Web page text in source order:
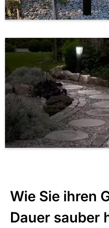
Wie Sie ihren
Dauer sauber